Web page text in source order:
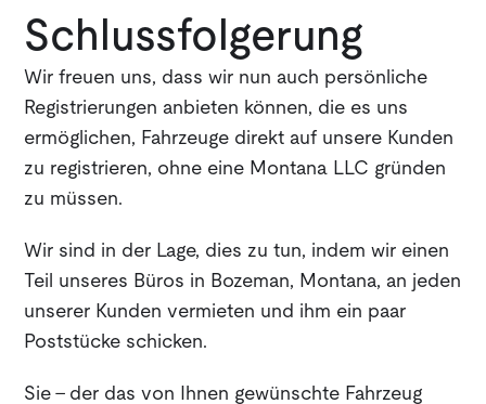
Schlussfolgerung
Wir freuen uns, dass wir nun auch persönliche
Registrierungen anbieten können, die es uns
ermöglichen, Fahrzeuge direkt auf unsere Kunden
zu registrieren, ohne eine Montana LLC gründen
zu müssen.
Wir sind in der Lage, dies zu tun, indem wir einen
Teil unseres Büros in Bozeman, Montana, an jeden
unserer Kunden vermieten und ihm ein paar
Poststücke schicken.
Sie - der das von Ihnen gewünschte Fahrzeug